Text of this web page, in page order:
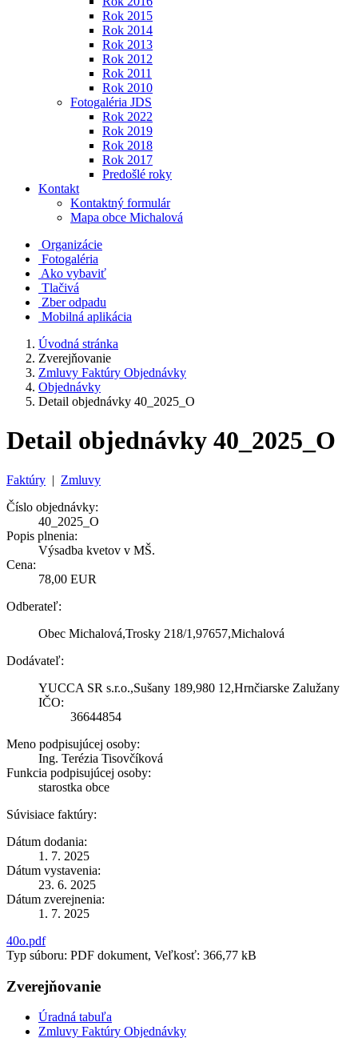
Rok 2015
Rok 2014
Rok 2013
Rok 2012
Rok 2011
Rok 2010
Fotogaléria JDS
Rok 2022
Rok 2019
Rok 2018
Rok 2017
Predošlé roky
Kontakt
Kontaktný formulár
Mapa obce Michalová
Organizácie
Fotogaléria
Ako vybaviť
Tlačivá
Zber odpadu
Mobilná aplikácia
Úvodná stránka
Zverejňovanie
Zmluvy Faktúry Objednávky
Objednávky
Detail objednávky 40_2025_O
Detail objednávky 40_2025_O
Faktúry | Zmluvy
Číslo objednávky:
40_2025_O
Popis plnenia:
Výsadba kvetov v MŠ.
Cena:
78,00 EUR
Odberateľ:
Obec Michalová,Trosky 218/1,97657,Michalová
Dodávateľ:
YUCCA SR s.r.o.,Sušany 189,980 12,Hrnčiarske Zalužany
IČO:
36644854
Meno podpisujúcej osoby:
Ing. Terézia Tisovčíková
Funkcia podpisujúcej osoby:
starostka obce
Súvisiace faktúry:
Dátum dodania:
1. 7. 2025
Dátum vystavenia:
23. 6. 2025
Dátum zverejnenia:
1. 7. 2025
40o.pdf
Typ súboru: PDF dokument, Veľkosť: 366,77 kB
Zverejňovanie
Úradná tabuľa
Zmluvy Faktúry Objednávky